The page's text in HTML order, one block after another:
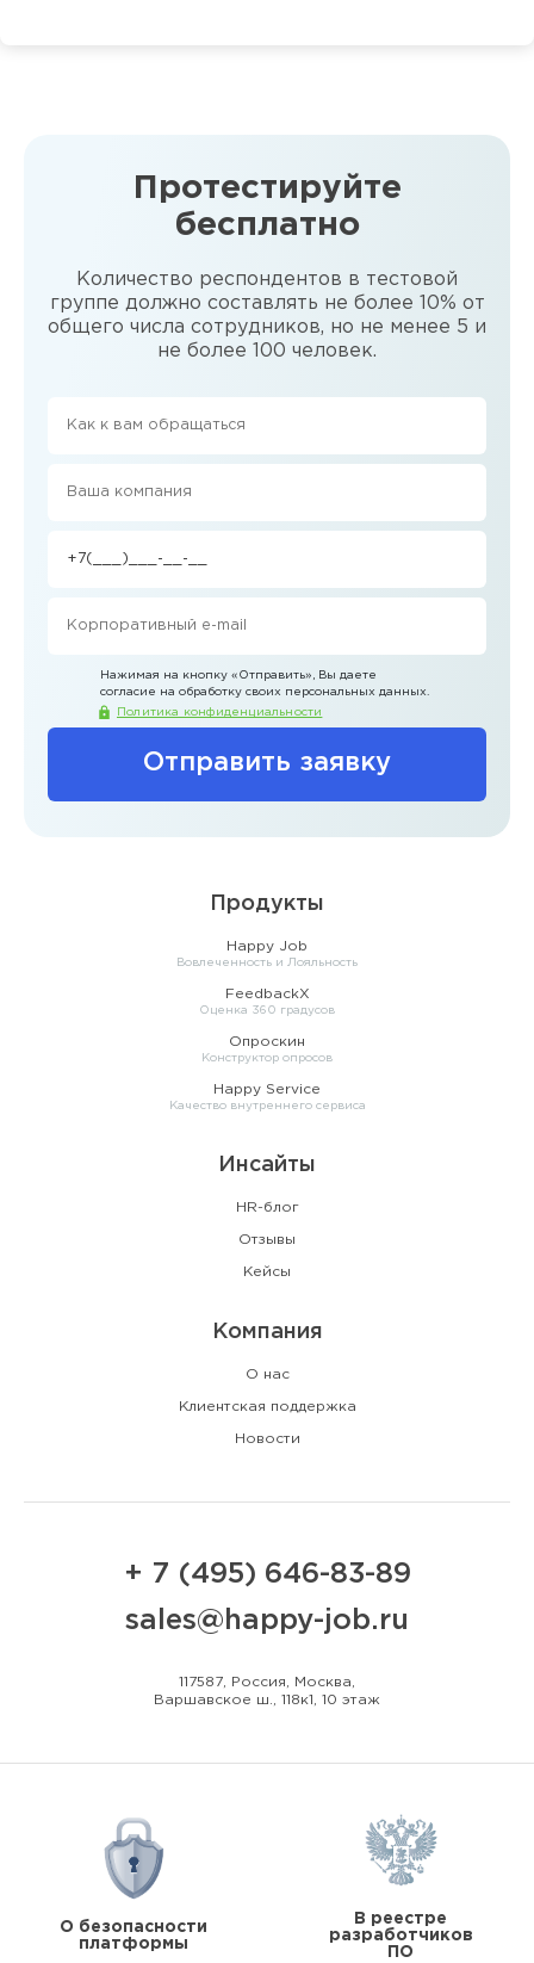
Протестируйте
бесплатно
Количество респондентов в тестовой
группе должно составлять не более 10% от
общего числа сотрудников, но не менее 5 и
не более 100 человек.
Отправить заявку
Нажимая на кнопку «Отправить»
, Вы даете
согласие на обработку своих персональных данных.
Политика конфиденциальности
Продукты
Happy Job
Вовлеченность и Лояльность
FeedbackX
Оценка 360 градусов
Опроскин
Конструктор опросов
Happy Service
Качество внутреннего сервиса
Инсайты
HR-блог
Отзывы
Кейсы
Компания
О нас
Клиентская поддержка
Новости
+ 7 (495) 646-83-89
sales@happy-job.ru
117587, Россия, Москва,
Варшавское ш., 118к1, 10 этаж
О безопасности
платформы
В реестре
разработчиков
ПО